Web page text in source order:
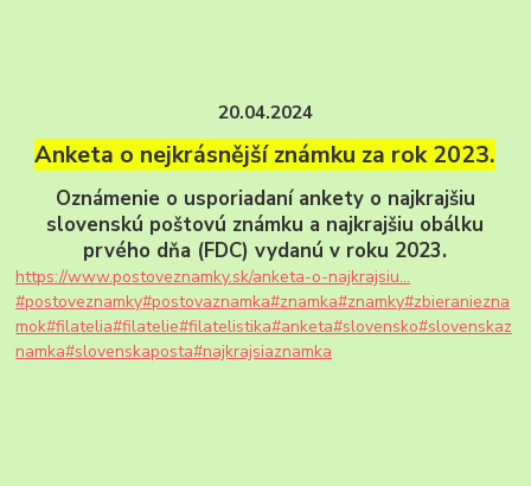
20.04.2024
Anketa o nejkrásnější známku za rok 2023.
Oznámenie o usporiadaní ankety o najkrajšiu
slovenskú poštovú známku a najkrajšiu obálku
prvého dňa (FDC) vydanú v roku 2023.
https://www.postoveznamky.sk/anketa-o-najkrajsiu...
#postoveznamky#postovaznamka#znamka#znamky#zbieraniezna
mok#filatelia#filatelie#filatelistika#anketa#slovensko#slovenskaz
namka#slovenskaposta#najkrajsiaznamka